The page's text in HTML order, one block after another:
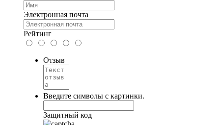
Электронная почта
Рейтинг
Отзыв
Введите символы с картинки.
Защитный код